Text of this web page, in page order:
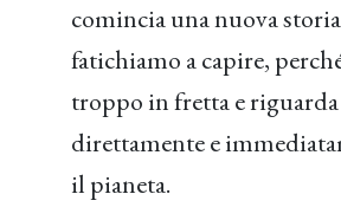
comincia una nuova
fatichiamo a capire,
troppo in fretta e riguarda
direttamente e
il pianeta.